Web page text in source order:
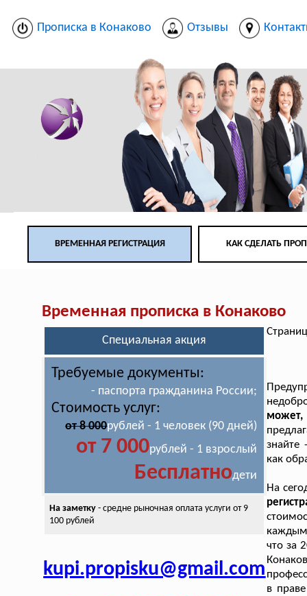
Прописка в Конаково Отзывы
ВРЕМЕННАЯ РЕГИСТРАЦИЯ КАК СДЕЛАТЬ
Временная прописка в Конаково
Специальная акция
Требуемые документы:
- паспорта гражданина России;
Стоимость услуг:
от 8 000рублей - 1 человек (90 дней)
от 7 000рублей - 1 взрослый
Бесплатнодети
На заметку- средне рыночная оплата услуги от 9
100 рублей
kupi.propisku@gmail.com
знайте
как
На
каждым
что за
в